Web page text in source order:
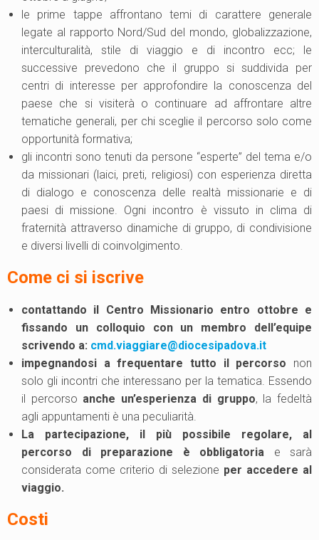
le prime tappe affrontano temi di carattere generale
legate al rapporto Nord/Sud del mondo, globalizzazione,
interculturalità, stile di viaggio e di incontro ecc; le
successive prevedono che il gruppo si suddivida per
centri di interesse per approfondire la conoscenza del
paese che si visiterà o continuare ad affrontare altre
tematiche generali, per chi sceglie il percorso solo come
opportunità formativa;
gli incontri sono tenuti da persone “esperte” del tema e/o
da missionari (laici, preti, religiosi) con esperienza diretta
di dialogo e conoscenza delle realtà missionarie e di
paesi di missione. Ogni incontro è vissuto in clima di
fraternità attraverso dinamiche di gruppo, di condivisione
e diversi livelli di coinvolgimento.
Come ci si iscrive
contattando il Centro Missionario entro ottobre e
fissando un colloquio con un membro dell’equipe
scrivendo a: cmd.viaggiare@diocesipadova.it
impegnandosi a frequentare tutto il percorso non
solo gli incontri che interessano per la tematica. Essendo
il percorso anche un’esperienza di gruppo, la fedeltà
agli appuntamenti è una peculiarità.
La partecipazione, il più possibile regolare, al
percorso di preparazione è obbligatoria e sarà
considerata come criterio di selezione per accedere al
viaggio.
Costi